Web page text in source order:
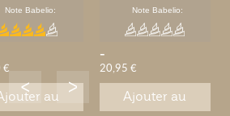
Note Babelio:
€
au
Note Babelio:
-
20,95 €
Ajouter au